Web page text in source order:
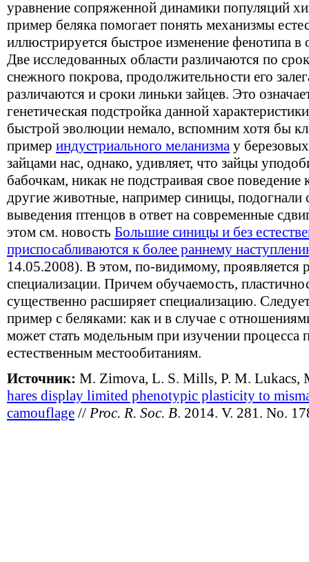
уравнение сопряженной динамики популяций
пример беляка помогает понять механизмы
иллюстрируется быстрое изменение фенотипа в
Две исследованных области различаются по
снежного покрова, продолжительности его
различаются и сроки линьки зайцев. Это
генетическая подстройка данной
быстрой эволюции немало, вспомним хотя бы
пример индустриального меланизма у
зайцами нас, однако, удивляет, что зайцы
бабочкам, никак не подстраивая свое
другие животные, например синицы, подогнали
выведения птенцов в ответ на современные
этом см. новость Большие синицы и без
приспосабливаются к более раннему
14.05.2008). В этом, по-видимому, проявляется
специализации. Причем обучаемость,
существенно расширяет специализацию.
пример с беляками: как и в случае с
может стать модельным при изучении процесса
естественным местообитаниям.
Источник: M. Zimova, L. S. Mills, P. M. Lukacs,
hares display limited phenotypic plasticity to
camouflage // Proc. R. Soc. B. 2014. V. 281. No.